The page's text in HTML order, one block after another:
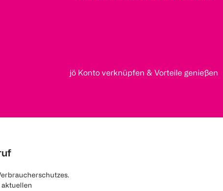
jö Konto verknüpfen & Vorteile genießen
aktuellen